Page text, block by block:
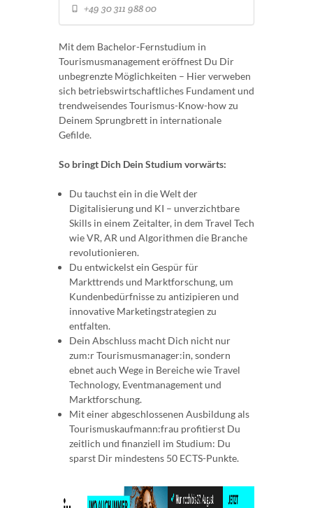
+49 30 311 988 00
Mit dem Bachelor-Fernstudium in
Tourismusmanagement eröffnest Du Dir
unbegrenzte Möglichkeiten – Hier verweben
sich betriebswirtschaftliches Fundament und
trendweisendes Tourismus-Know-how zu
Deinem Sprungbrett in internationale
Gefilde.
So bringt Dich Dein Studium vorwärts:
Du tauchst ein in die Welt der
Digitalisierung und KI – unverzichtbare
Skills in einem Zeitalter, in dem Travel Tech
wie VR, AR und Algorithmen die Branche
revolutionieren.
Du entwickelst ein Gespür für
Markttrends und Marktforschung, um
Kundenbedürfnisse zu antizipieren und
innovative Marketingstrategien zu
entfalten.
Dein Abschluss macht Dich nicht nur
zum:r Tourismusmanager:in, sondern
ebnet auch Wege in Bereiche wie Travel
Technology, Eventmanagement und
Marktforschung.
Mit einer abgeschlossenen Ausbildung als
Tourismuskaufmann:frau profitierst Du
zeitlich und finanziell im Studium: Du
sparst Dir mindestens 50 ECTS-Punkte.